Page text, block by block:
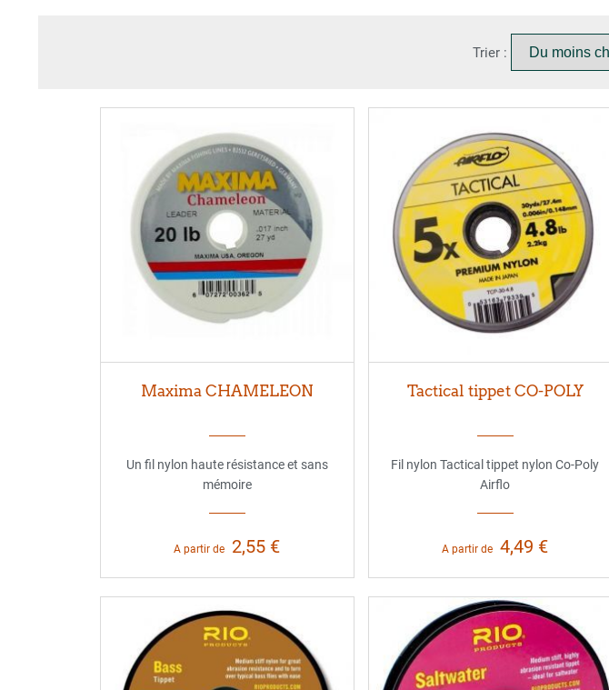
Trier :
Maxima CHAMELEON
Un fil nylon haute résistance et sans
mémoire
A partir de 2,55 €
Tactical tippet CO-POLY
Fil nylon Tactical tippet nylon Co-Poly
Airflo
A partir de 4,49 €